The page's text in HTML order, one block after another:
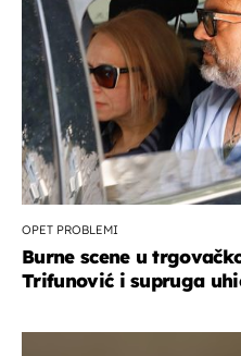
OPET PROBLEMI
Burne scene u
Trifunović i supruga